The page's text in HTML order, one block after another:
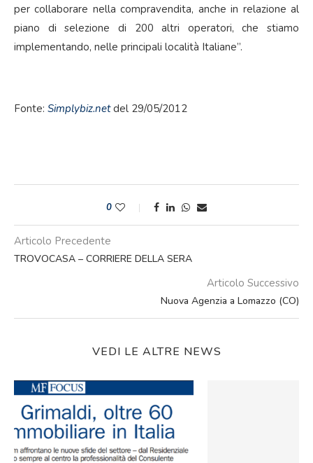
per collaborare nella compravendita, anche in relazione al
piano di selezione di 200 altri operatori, che stiamo
implementando, nelle principali località Italiane”.
Fonte: Simplybiz.netdel 29/05/2012
0
Articolo Precedente
TROVOCASA – CORRIERE DELLA SERA
Articolo Successivo
Nuova Agenzia a Lomazzo (CO)
VEDI LE ALTRE NEWS